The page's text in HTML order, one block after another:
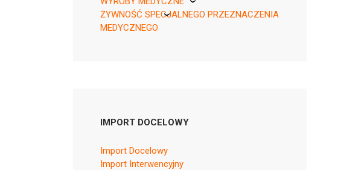
KikGel
ŻYWNOŚĆ SPECJALNEGO PRZEZNACZENIA
MEDYCZNEGO
IMPORT DOCELOWY
Import Docelowy
Import Interwencyjny